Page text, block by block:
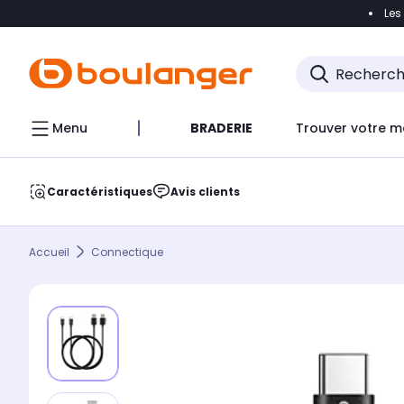
Accéder
Menu BRADERIE Trouver votre
Caractéristiques Avis clients
Accueil Connectique